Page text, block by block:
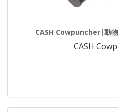
CASH Cowpuncher|動
CASH